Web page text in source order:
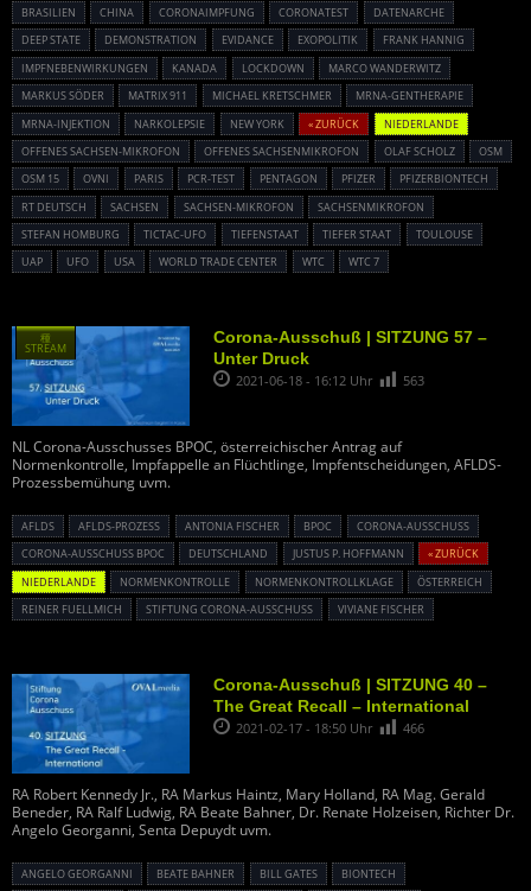
BRASILIEN
CHINA CORONAIMPFUNG CORONATEST
DATENARCHE
DEEP STATE
DEMONSTRATION EVIDANCE EXOPOLITIK
FRANK HANNIG
IMPFNEBENWIRKUNGEN
KANADA LOCKDOWN
MARCO WANDERWITZ
MARKUS SÖDER
MATRIX 911 MICHAEL KRETSCHMER
MRNA-GENTHERAPIE
MRNA-INJEKTION
NARKOLEPSIE NEW YORK « ZURÜCK
NIEDERLANDE
OFFENES SACHSEN-MIKROFON
OFFENES SACHSENMIKROFON OLAF SCHOLZ
OSM
OSM 15
OVNI PARIS PCR-TEST PENTAGON PFIZER
PFIZERBIONTECH
RT DEUTSCH
SACHSEN SACHSEN-MIKROFON
SACHSENMIKROFON
STEFAN HOMBURG
TICTAC-UFO TIEFENSTAAT TIEFER STAAT
TOULOUSE
UAP
UFO USA WORLD TRADE CENTER WTC WTC 7
Corona-Ausschuß | SITZUNG 57 –
Unter Druck
2021-06-18 - 16:12 Uhr 563
NL Corona-Ausschusses BPOC, österreichischer Antrag auf
Normenkontrolle, Impfappelle an Flüchtlinge, Impfentscheidungen, AFLDS-
Prozessbemühung uvm.
AFLDS AFLDS-PROZESS ANTONIA FISCHER BPOC
CORONA-AUSSCHUSS
CORONA-AUSSCHUSS BPOC
DEUTSCHLAND JUSTUS P. HOFFMANN
« ZURÜCK
NIEDERLANDE
NORMENKONTROLLE NORMENKONTROLLKLAGE
ÖSTERREICH
REINER FUELLMICH
STIFTUNG CORONA-AUSSCHUSS VIVIANE FISCHER
種
STREAM
Corona-Ausschuß | SITZUNG 40 –
The Great Recall – International
2021-02-17 - 18:50 Uhr 466
RA Robert Kennedy Jr., RA Markus Haintz, Mary Holland, RA Mag. Gerald
Beneder, RA Ralf Ludwig, RA Beate Bahner, Dr. Renate Holzeisen, Richter Dr.
Angelo Georganni, Senta Depuydt uvm.
ANGELO GEORGANNI BEATE BAHNER BILL GATES
BIONTECH